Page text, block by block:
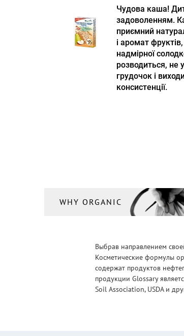
Чудова каша!
задоволенням.
приємний
і аромат
надмірної
розводиться, не
грудочок і
консистенції.
WHY ORGANIC
Выбрав направлением
Косметические формулы
содержат продуктов
продукции Glossary
Soil Association, USDA и